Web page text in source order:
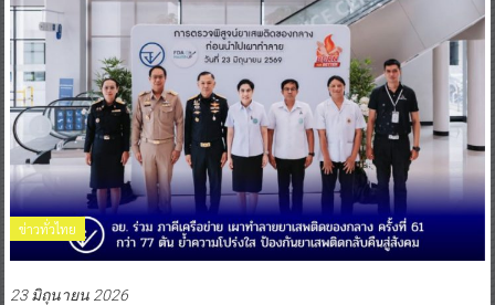
ข่าวทั่วไทย
23 มิถุนายน 2026